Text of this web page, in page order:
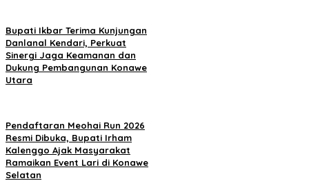
Bupati Ikbar Terima Kunjungan
Danlanal Kendari, Perkuat
Sinergi Jaga Keamanan dan
Dukung Pembangunan Konawe
Utara
Pendaftaran Meohai Run 2026
Resmi Dibuka, Bupati Irham
Kalenggo Ajak Masyarakat
Ramaikan Event Lari di Konawe
Selatan